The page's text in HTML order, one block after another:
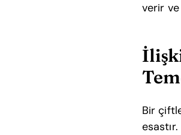
verir ve
Bir